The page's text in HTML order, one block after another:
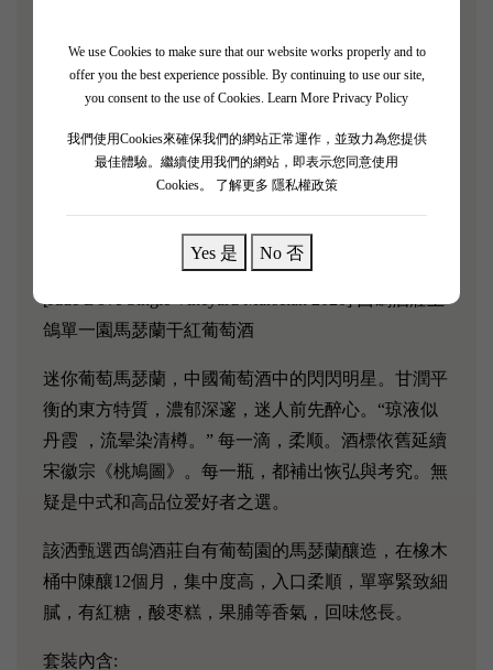
We use Cookies to make sure that our website works properly and to
offer you the best experience possible. By continuing to use our site,
you consent to the use of Cookies. Learn More Privacy Policy
我們使用Cookies來確保我們的網站正常運作，並致力為您提供
最佳體驗。繼續使用我們的網站，即表示您同意使用
Cookies。
了解更多 隱私權政策
Yes 是 No 否
清新、酸度愉悅，酒體清爽，有茉莉花、青檸等濃鬱
的花香和果香。 夏季冰鎮後飲用尤佳。
[Xige Jade Dove Red 2020] 西鴿酒莊玉鴿（國際版）
此酒採用赤霞珠、美樂等著名葡萄釀造而成，入口溫
潤甜美，酒體飽滿緊實，果味濃鬱，香氣優雅。
鴿單一園馬瑟蘭干紅葡萄酒
迷你葡萄馬瑟蘭，中國葡萄酒中的閃閃明星。甘潤平
衡的東方特質，濃郁深邃，迷人前先醉心。“琼液似
丹霞 ，流晕染清樽。” 每一滴，柔顺。酒標依舊延續
宋徽宗《桃鳩圖》。每一瓶，都補出恢弘與考究。無
疑是中式和高品位爱好者之選。
該洒甄選西鴿酒莊自有葡萄園的馬瑟蘭釀造，在橡木
桶中陳釀12個月，集中度高，入口柔順，單寧緊致細
膩，有紅糖，酸枣糕，果脯等香氣，回味悠長。
套裝內含: